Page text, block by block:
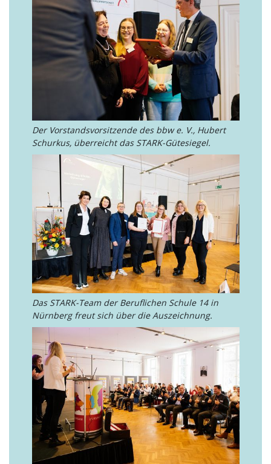
Der Vorstandsvorsitzende des bbw e. V., Hubert
Schurkus, überreicht das STARK-Gütesiegel.
Das STARK-Team der Beruflichen Schule 14 in
Nürnberg freut sich über die Auszeichnung.